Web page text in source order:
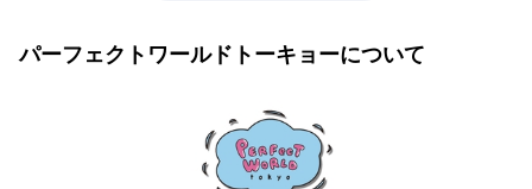
パーフェクトワールドトーキョーについて